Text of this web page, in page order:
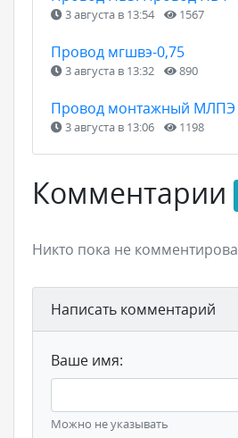
3 августа в 13:54 1567
Провод мгшвэ-0,75
3 августа в 13:32 890
Провод монтажный МЛПЭ
3 августа в 13:06 1198
Комментарии
Никто пока не
Написать комментарий
Ваше имя:
Можно не указывать